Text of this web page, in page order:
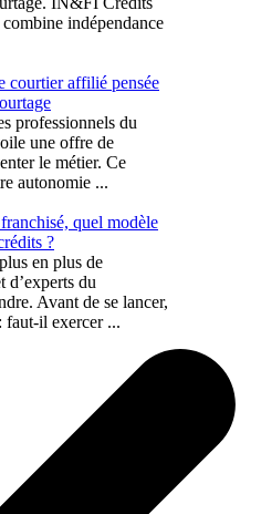
indépendance
courtier affilié pensée
professionnels du
une offre de
le métier. Ce
autonomie ...
quel modèle
?
en plus de
d’experts du
Avant de se lancer,
faut-il exercer ...